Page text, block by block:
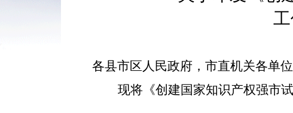
各县市区人民政府，市直机关各单
现将《创建国家知识产权强市